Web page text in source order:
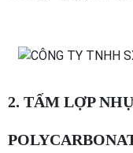
2. TẤM LỢP